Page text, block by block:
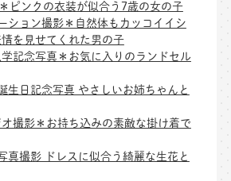
ピンクの衣装が似合う7歳の女の子
ション撮影＊自然体もカッコイイシ
を見せてくれた男の子
記念写真＊お気に入りのランドセル
生日記念写真 やさしいお姉ちゃんと
撮影＊お持ち込みの素敵な掛け着で
真撮影 ドレスに似合う綺麗な生花と